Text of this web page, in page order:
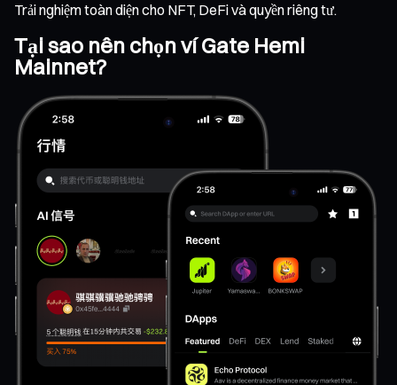
Trải nghiệm toàn diện cho NFT, DeFi và quyền riêng tư.
Tại sao nên chọn ví Gate Hemi
Mainnet?